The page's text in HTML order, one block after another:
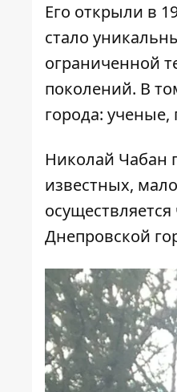
Его открыли в
стало
ограниченной
поколений. В
города:
Николай Чабан
известных,
осуществляется
Днепровской